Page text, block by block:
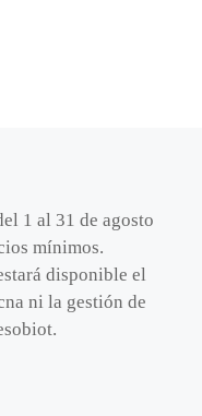
1 al 31 de agosto
mínimos.
disponible el
ni la gestión de